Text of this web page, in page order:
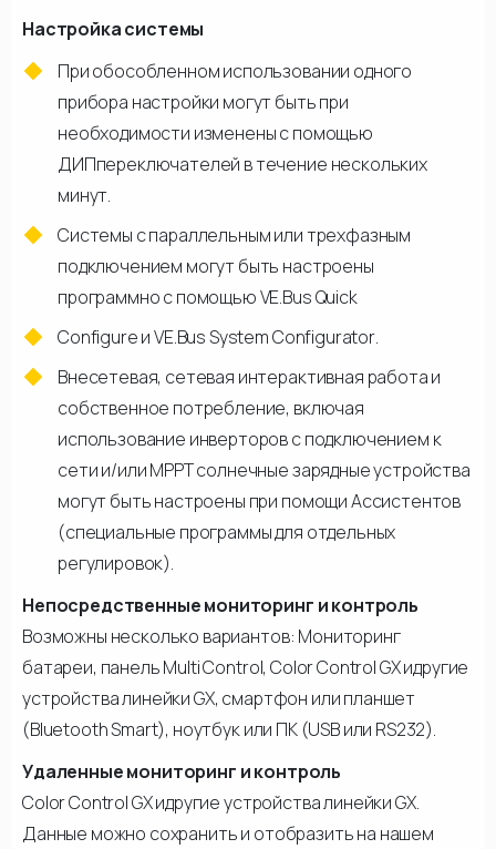
Настройка системы
При обособленном использовании одного
прибора настройки могут быть при
необходимости изменены с помощью
ДИПпереключателей в течение нескольких
минут.
Системы с параллельным или трехфазным
подключением могут быть настроены
программно с помощью VE.Bus Quick
Configure и VE.Bus System Configurator.
Внесетевая, сетевая интерактивная работа и
собственное потребление, включая
использование инверторов с подключением к
сети и/или МРРТ солнечные зарядные устройства
могут быть настроены при помощи Ассистентов
(специальные программы для отдельных
регулировок).
Непосредственные мониторинг и контроль
Возможны несколько вариантов: Мониторинг
батареи, панель Multi Control, Color Control GX идругие
устройства линейки GX, смартфон или планшет
(Bluetooth Smart), ноутбук или ПК (USB или RS232).
Удаленные мониторинг и контроль
Color Control GX идругие устройства линейки GX.
Данные можно сохранить и отобразить на нашем